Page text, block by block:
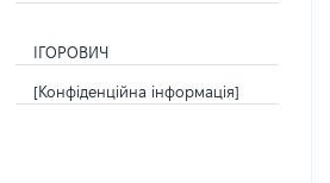
ІГОРОВИЧ
[Конфіденційна інформація]